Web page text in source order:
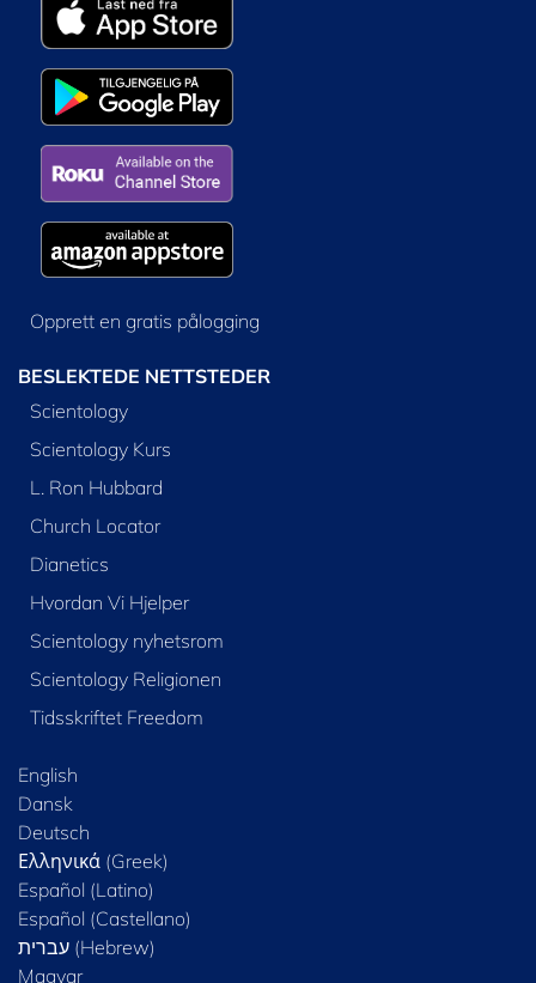
Opprett en gratis pålogging
BESLEKTEDE NETTSTEDER
Scientology
Scientology Kurs
L. Ron Hubbard
Church Locator
Dianetics
Hvordan Vi Hjelper
Scientology nyhetsrom
Scientology Religionen
Tidsskriftet Freedom
English
Dansk
Deutsch
Ελληνικά (Greek)
Español (Latino)
Español (Castellano)
Magyar